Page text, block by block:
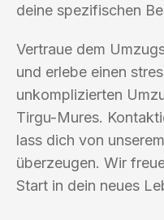
deine spezifischen
Vertraue dem
und erlebe einen
unkomplizierten
Tirgu-Mures.
lass dich von
überzeugen. Wir
Start in dein neues